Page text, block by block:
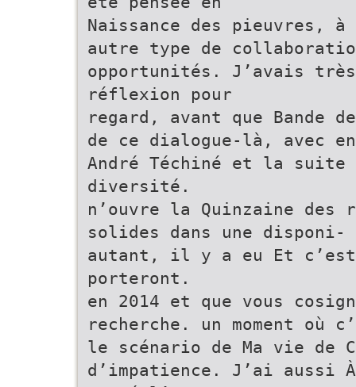
Naissance des pieuvres,
autre type de
opportunités. J’avais très
réflexion pour
regard, avant que Bande
de ce dialogue-là, avec
André Téchiné et la
diversité.
n’ouvre la Quinzaine
solides dans une disponi-
autant, il y a eu Et
porteront.
en 2014 et que vous
recherche. un moment
le scénario de Ma vie de
d’impatience. J’ai aussi